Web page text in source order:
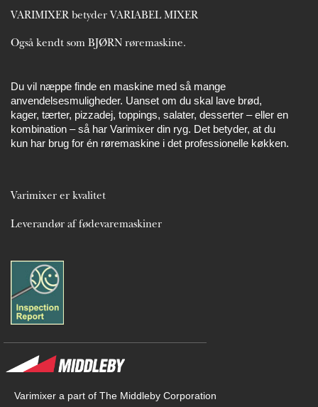
VARIMIXER betyder VARIABEL MIXER
Også kendt som BJØRN røremaskine.
Du vil næppe finde en maskine med så mange
anvendelsesmuligheder. Uanset om du skal lave brød,
kager, tærter, pizzadej, toppings, salater, desserter – eller en
kombination – så har Varimixer din ryg. Det betyder, at du
kun har brug for én røremaskine i det professionelle køkken.
Varimixer er kvalitet
Leverandør af fødevaremaskiner
Varimixer a part of The Middleby Corporation